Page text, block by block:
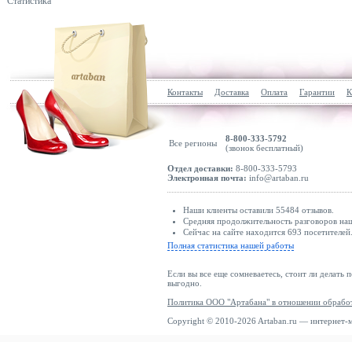
Контакты Доставка Оплата Гарантии
Все регионы
8-800-333-5792
(звонок бесплатный)
Отдел доставки: 8-800-333-5793
Электронная почта: info@artaban.ru
Наши клиенты оставили 55484 отзывов.
Средняя продолжительность разговоров
Сейчас на сайте находится 693 посетителей.
Полная статистика нашей работы
Если вы все еще сомневаетесь, стоит ли делать
выгодно.
Политика ООО "Артабана" в отношении
Copyright © 2010-2026 Artaban.ru — интернет-